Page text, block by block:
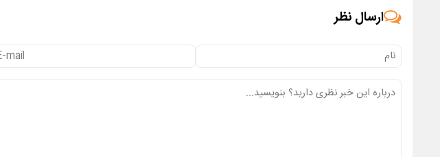
ارسال نظر